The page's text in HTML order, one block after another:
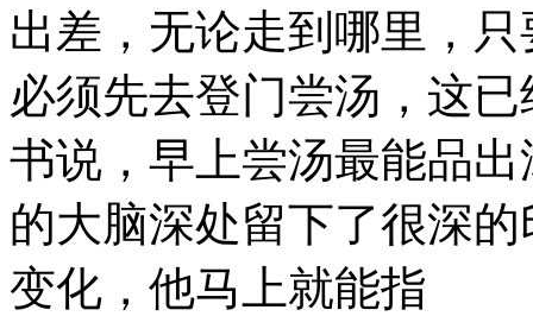
出差，无论走到哪里，
必须先去登门尝汤，这
书说，早上尝汤最能品
的大脑深处留下了很深
变化，他马上就能指